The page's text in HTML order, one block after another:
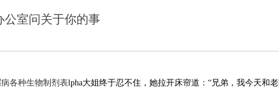
公室问关于你的事
各种生物制剂表lpha大姐终于忍不住，她拉开床帘道：“兄弟，我今天和